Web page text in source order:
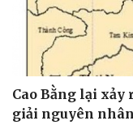
Cao Bằng lại xảy
giải nguyên nhân